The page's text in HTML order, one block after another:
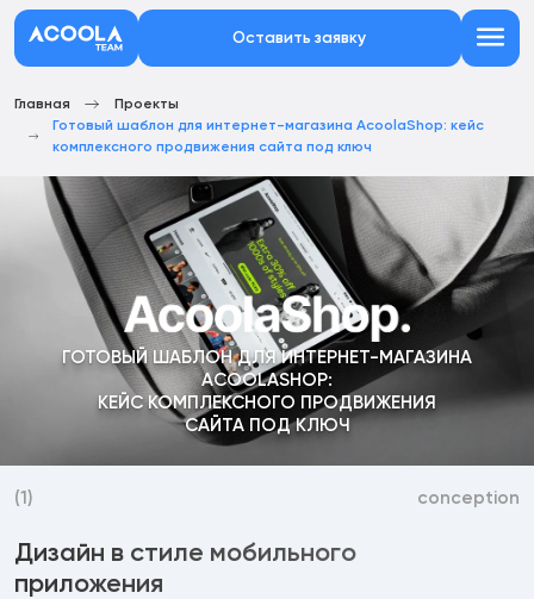
Оставить заявку
Главная
Проекты
Готовый шаблон для интернет-магазина AcoolaShop: кейс
комплексного продвижения сайта под ключ
ГОТОВЫЙ ШАБЛОН ДЛЯ ИНТЕРНЕТ-МАГАЗИНА
ACOOLASHOP:
КЕЙС КОМПЛЕКСНОГО ПРОДВИЖЕНИЯ
САЙТА ПОД КЛЮЧ
(1) conception
Дизайн в стиле мобильного
приложения